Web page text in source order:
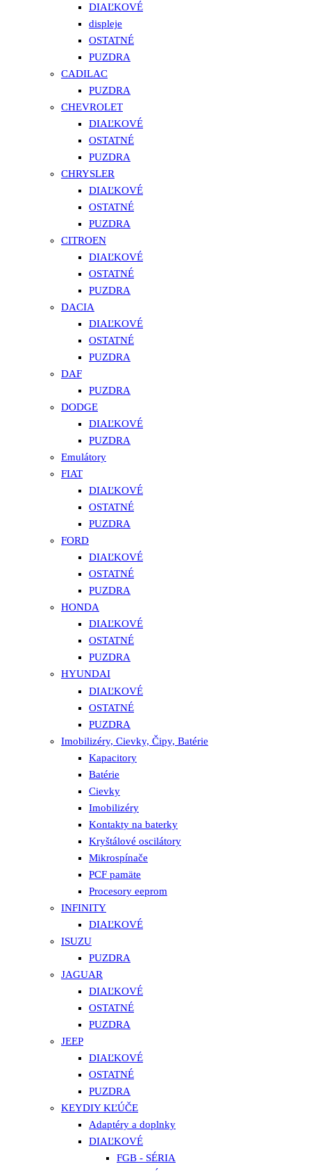
DIAĽKOVÉ
displeje
OSTATNÉ
PUZDRA
CADILAC
PUZDRA
CHEVROLET
DIAĽKOVÉ
OSTATNÉ
PUZDRA
CHRYSLER
DIAĽKOVÉ
OSTATNÉ
PUZDRA
CITROEN
DIAĽKOVÉ
OSTATNÉ
PUZDRA
DACIA
DIAĽKOVÉ
OSTATNÉ
PUZDRA
DAF
PUZDRA
DODGE
DIAĽKOVÉ
PUZDRA
Emulátory
FIAT
DIAĽKOVÉ
OSTATNÉ
PUZDRA
FORD
DIAĽKOVÉ
OSTATNÉ
PUZDRA
HONDA
DIAĽKOVÉ
OSTATNÉ
PUZDRA
HYUNDAI
DIAĽKOVÉ
OSTATNÉ
PUZDRA
Imobilizéry, Cievky, Čipy, Batérie
Kapacitory
Batérie
Cievky
Imobilizéry
Kontakty na baterky
Kryštálové oscilátory
Mikrospínače
PCF pamäte
Procesory eeprom
INFINITY
DIAĽKOVÉ
ISUZU
PUZDRA
JAGUAR
DIAĽKOVÉ
OSTATNÉ
PUZDRA
JEEP
DIAĽKOVÉ
OSTATNÉ
PUZDRA
KEYDIY KĽÚČE
Adaptéry a doplnky
DIAĽKOVÉ
FGB - SÉRIA